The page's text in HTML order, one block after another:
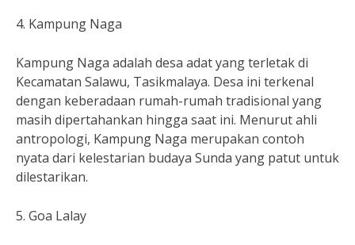
4. Kampung Naga
Kampung Naga adalah desa adat yang terletak di
Kecamatan Salawu, Tasikmalaya. Desa ini terkenal
dengan keberadaan rumah-rumah tradisional yang
masih dipertahankan hingga saat ini. Menurut ahli
antropologi, Kampung Naga merupakan contoh
nyata dari kelestarian budaya Sunda yang patut untuk
dilestarikan.
5. Goa Lalay